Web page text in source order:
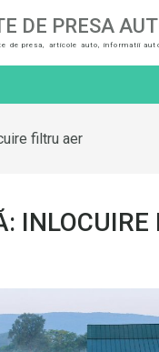
DE PRESA
de presa, articole auto, informatii
filtru aer
INLOCUIRE